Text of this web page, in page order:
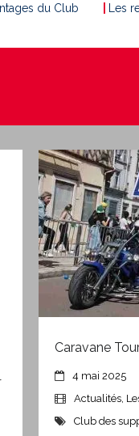
du Club Les
Caravane
4 mai 2025
Actualités
Club des